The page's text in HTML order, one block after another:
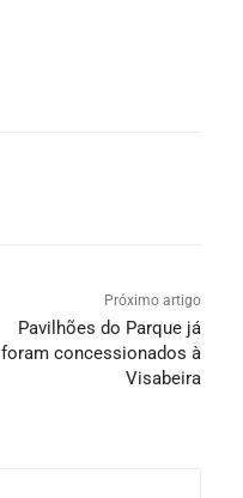
Próximo artigo
Pavilhões do Parque já
foram concessionados à
Visabeira